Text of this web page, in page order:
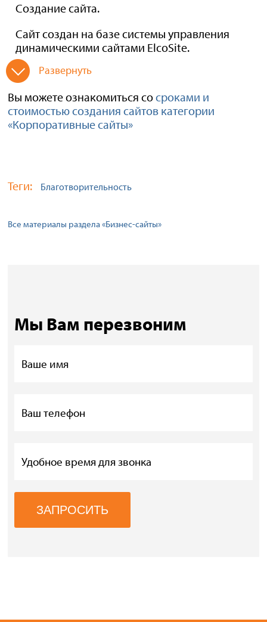
Создание сайта.
Сайт создан на базе системы управления
динамическими сайтами ElcoSite.
Развернуть
Вы можете ознакомиться сосроками и
стоимостью создания сайтов категории
«Корпоративные сайты»
Теги: Благотворительность
Все материалы раздела «Бизнес-сайты»
Мы Вам перезвоним